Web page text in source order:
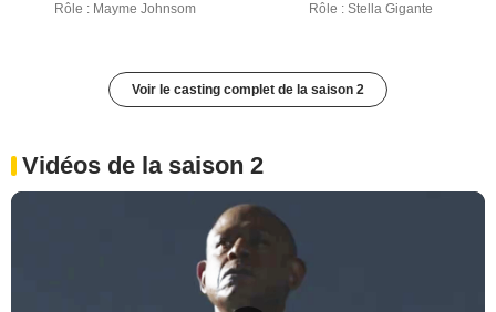
Rôle : Mayme Johnsom Rôle : Stella Gigante
Voir le casting complet de la saison 2
Vidéos de la saison 2